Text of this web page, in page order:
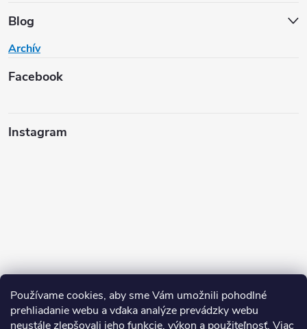
Používame cookies, aby sme Vám umožnili pohodlné
prehliadanie webu a vďaka analýze prevádzky webu
neustále zlepšovali jeho funkcie, výkon a použiteľnosť. Viac
Blog
Archív
Facebook
Instagram